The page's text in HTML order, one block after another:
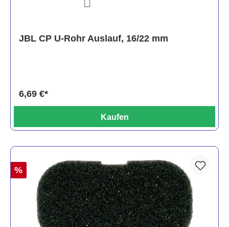
JBL CP U-Rohr Auslauf, 16/22 mm
6,69 €*
Kaufen
%